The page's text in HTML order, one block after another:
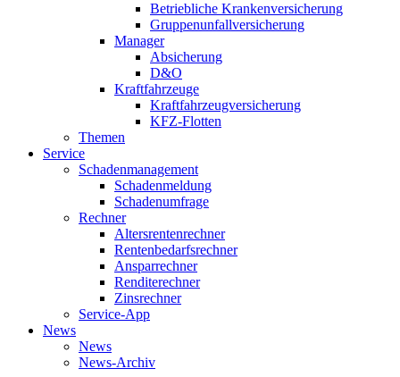
Betriebliche Krankenversicherung
Gruppenunfallversicherung
Manager
Absicherung
D&O
Kraftfahrzeuge
Kraftfahrzeugversicherung
KFZ-Flotten
Themen
Service
Schadenmanagement
Schadenmeldung
Schadenumfrage
Rechner
Altersrentenrechner
Rentenbedarfsrechner
Ansparrechner
Renditerechner
Zinsrechner
Service-App
News
News
News-Archiv